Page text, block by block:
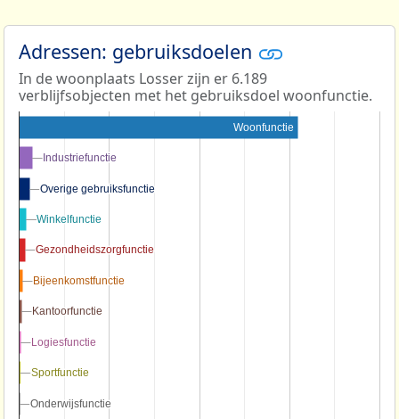
Adressen: gebruiksdoelen
In de woonplaats Losser zijn er 6.189
verblijfsobjecten met het gebruiksdoel woonfunctie.
Woonfunctie
Industriefunctie
Industriefunctie
Overige gebruiksfunctie
Overige gebruiksfunctie
Winkelfunctie
Winkelfunctie
Gezondheidszorgfunctie
Gezondheidszorgfunctie
Bijeenkomstfunctie
Bijeenkomstfunctie
Kantoorfunctie
Kantoorfunctie
Logiesfunctie
Logiesfunctie
Sportfunctie
Sportfunctie
Onderwijsfunctie
Onderwijsfunctie